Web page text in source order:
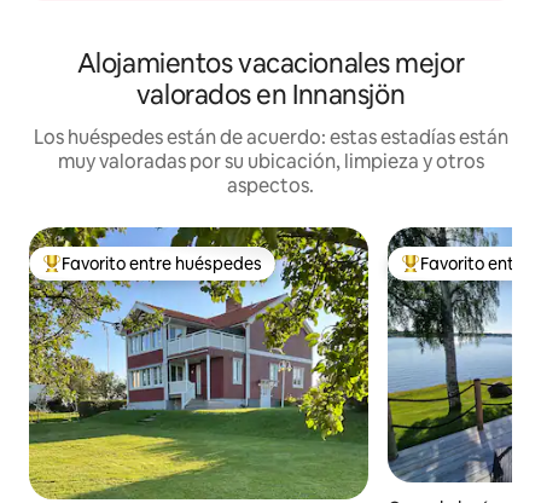
Alojamientos vacacionales mejor
valorados en Innansjön
Los huéspedes están de acuerdo: estas estadías están
muy valoradas por su ubicación, limpieza y otros
aspectos.
Favorito entre huéspedes preferido
Favorito entre huéspedes Favorito entre
Favorito entre